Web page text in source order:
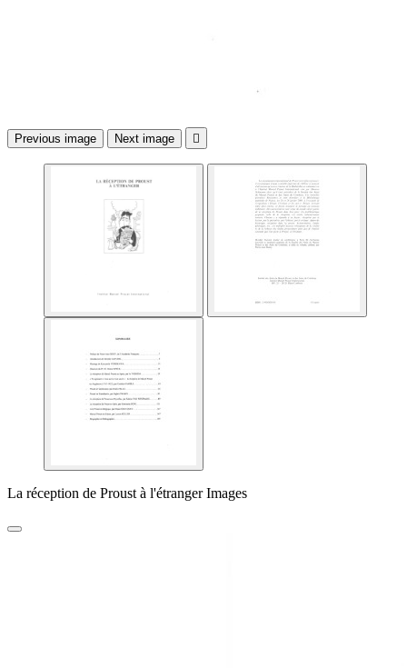
Previous image Next image 
La réception de Proust à l'étranger Images